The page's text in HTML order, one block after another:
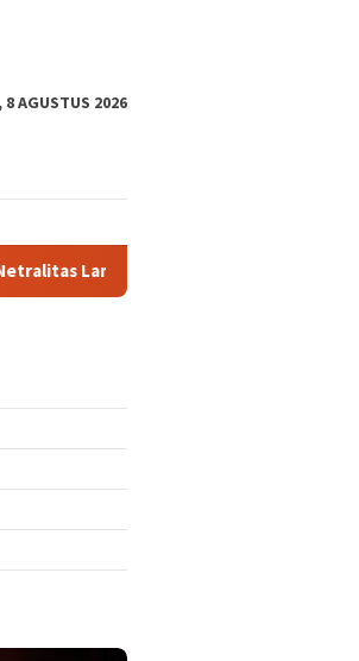
8 AGUSTUS 2026
dan Dugaan Pelanggaran AD/ART